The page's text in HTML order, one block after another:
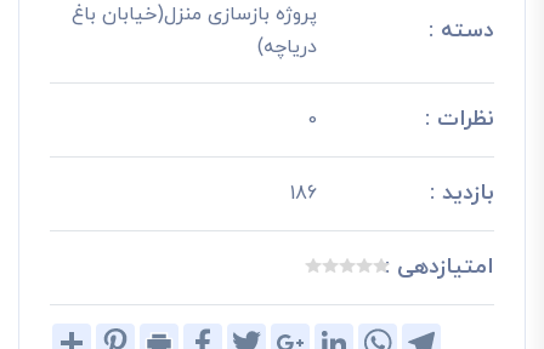
دسته :
پروژه بازسازی منزل(خیابان باغ
دریاچه)
نظرات : 0
بازدید : 186
امتیازدهی :
Share
PinterestPrint
FacebookTwitterGoogle+LinkedIn
WhatsAppTelegram